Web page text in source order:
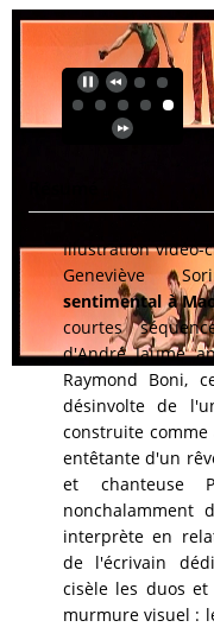
Illustration vidéo-
Geneviève
sentimental à
courtes
d'André Jaume
Raymond Boni,
désinvolte de
construite
entêtante d'un
et chanteuse
nonchalamment
interprète en
de l'écrivain
cisèle les duos
murmure visuel :